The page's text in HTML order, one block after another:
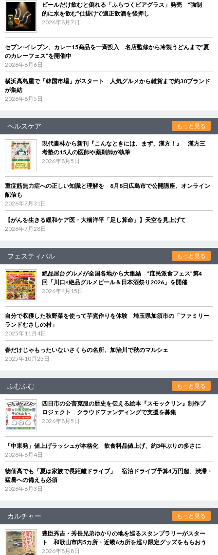
ビールだけ飲むと倒れる「ふらつくビアグラス」発売 “強制
的に水を飲む”仕掛けで適正飲酒を後押し
2026年8月7日
セブン‐イレブン、カレー15商品を一斉投入 名店監修から冷製うどんまで“夏
のカレーフェス”を開催中
2026年8月6日
横浜高島屋で「韓国市場」がスタート 人気グルメから雑貨まで約30ブランド
が集結
2026年8月5日
ヘルスケア もっと見る
現代書林から新刊『こんなときには、まず、漢方！』 漢方三
考塾の15人の医師や薬剤師が執筆
2026年8月5日
重症筋無力症への正しい知識と理解を 8月8日広島市で公開講座、オンライン
配信も
2026年7月31日
【がんを生きる緩和ケア医・大橋洋平「足し算命」】天空を見上げて
2026年7月28日
フェスティバル もっと見る
絶品屋台グルメが全国各地から大集結 “庶民派食フェス”第4
回「川口×絶品グルメビール＆日本酒祭り2026」を開催
2026年4月15日
自分で収穫した秋野菜を使って芋煮作りを体験 埼玉県加須市の「ファミリー
ランドむさしの村」
2025年11月4日
春だけじゃもったいないさくらの名所、加治川で秋のマルシェ
2025年10月23日
ふむふむ もっと見る
四日市の公害克服の歴史を伝える絵本『スモックリン』制作プ
ロジェクト クラウドファンディングで支援を募集
2026年8月5日
「中東発」値上げラッシュが本格化 飲食料品値上げ、約3年ぶりの多さに
2026年8月4日
物価高でも「夏は家族で長距離ドライブ」 宿泊ドライブ予算4万円超、渋滞・
猛暑への備えも必須
2026年8月3日
カルチャー もっと見る
豊臣秀吉・秀長兄弟ゆかりの地を巡るスタンプラリーがスター
ト 和歌山市内5カ所・近畿6カ所を巡り限定グッズをもらおう
2026年8月8日